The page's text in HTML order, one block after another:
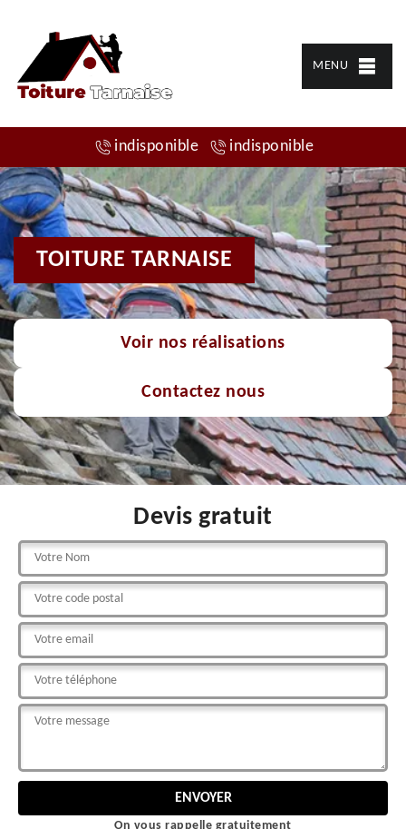
MENU
indisponible indisponible
TOITURE TARNAISE
Voir nos réalisations
Contactez nous
Devis gratuit
On vous rappelle gratuitement